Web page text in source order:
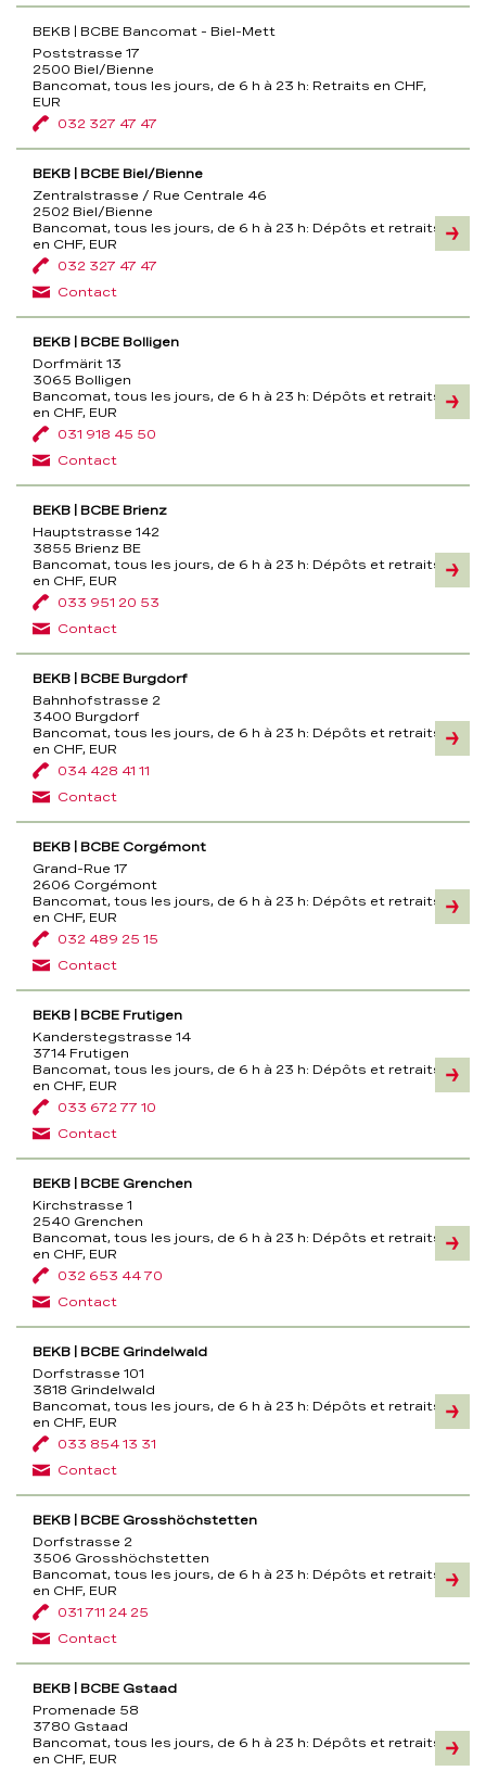
BEKB | BCBE Bancomat - Biel-Mett
Poststrasse 17
2500 Biel/Bienne
Bancomat, tous les jours, de 6 h à 23 h: Retraits en CHF,
EUR
032 327 47 47
BEKB | BCBE Biel/Bienne
Zentralstrasse / Rue Centrale 46
2502 Biel/Bienne
Bancomat, tous les jours, de 6 h à 23 h: Dépôts et retraits
en CHF, EUR
032 327 47 47
Contact
BEKB | BCBE Bolligen
Dorfmärit 13
3065 Bolligen
Bancomat, tous les jours, de 6 h à 23 h: Dépôts et retraits
en CHF, EUR
031 918 45 50
Contact
BEKB | BCBE Brienz
Hauptstrasse 142
3855 Brienz BE
Bancomat, tous les jours, de 6 h à 23 h: Dépôts et retraits
en CHF, EUR
033 951 20 53
Contact
BEKB | BCBE Burgdorf
Bahnhofstrasse 2
3400 Burgdorf
Bancomat, tous les jours, de 6 h à 23 h: Dépôts et retraits
en CHF, EUR
034 428 41 11
Contact
BEKB | BCBE Corgémont
Grand-Rue 17
2606 Corgémont
Bancomat, tous les jours, de 6 h à 23 h: Dépôts et retraits
en CHF, EUR
032 489 25 15
Contact
BEKB | BCBE Frutigen
Kanderstegstrasse 14
3714 Frutigen
Bancomat, tous les jours, de 6 h à 23 h: Dépôts et retraits
en CHF, EUR
033 672 77 10
Contact
BEKB | BCBE Grenchen
Kirchstrasse 1
2540 Grenchen
Bancomat, tous les jours, de 6 h à 23 h: Dépôts et retraits
en CHF, EUR
032 653 44 70
Contact
BEKB | BCBE Grindelwald
Dorfstrasse 101
3818 Grindelwald
Bancomat, tous les jours, de 6 h à 23 h: Dépôts et retraits
en CHF, EUR
033 854 13 31
Contact
BEKB | BCBE Grosshöchstetten
Dorfstrasse 2
3506 Grosshöchstetten
Bancomat, tous les jours, de 6 h à 23 h: Dépôts et retraits
en CHF, EUR
031 711 24 25
Contact
BEKB | BCBE Gstaad
Promenade 58
3780 Gstaad
Bancomat, tous les jours, de 6 h à 23 h: Dépôts et retraits
en CHF, EUR